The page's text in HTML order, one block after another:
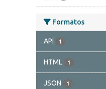
Formatos
API 1
HTML 1
JSON 1